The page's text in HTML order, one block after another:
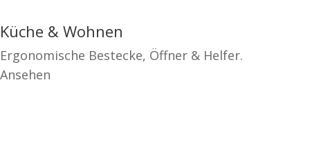
Küche & Wohnen
Ergonomische Bestecke, Öffner & Helfer.
Ansehen